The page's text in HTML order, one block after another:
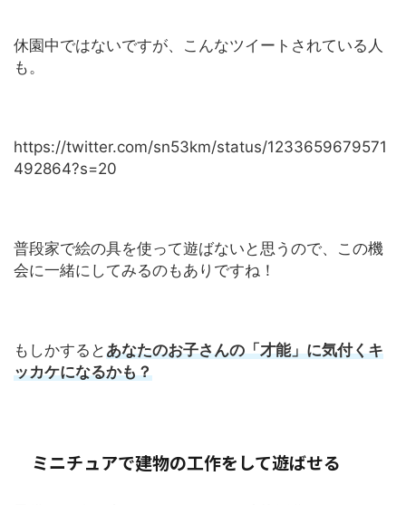
休園中ではないですが、こんなツイートされている人
も。
https://twitter.com/sn53km/status/1233659679571
492864?s=20
普段家で絵の具を使って遊ばないと思うので、この機
会に一緒にしてみるのもありですね！
もしかするとあなたのお子さんの「才能」に気付くキ
ッカケになるかも？
ミニチュアで建物の工作をして遊ばせる